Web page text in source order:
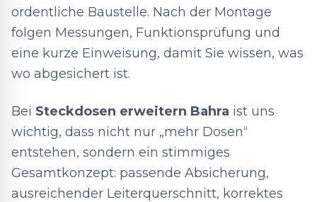
ordentliche Baustelle. Nach der Montage
folgen Messungen, Funktionsprüfung und
eine kurze Einweisung, damit Sie wissen, was
wo abgesichert ist.
Bei Steckdosen erweitern Bahra ist uns
wichtig, dass nicht nur „mehr Dosen“
entstehen, sondern ein stimmiges
Gesamtkonzept: passende Absicherung,
ausreichender Leiterquerschnitt, korrektes